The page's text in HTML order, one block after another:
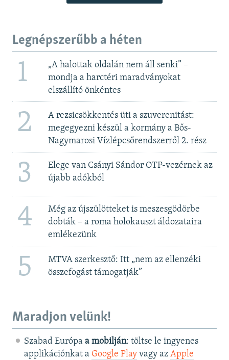
Legnépszerűbb a héten
1
„A halottak oldalán nem áll senki” –
mondja a harctéri maradványokat
elszállító önkéntes
2
A rezsicsökkentés üti a szuverenitást:
megegyezni készül a kormány a Bős-
Nagymarosi Vízlépcsőrendszerről 2. rész
3
Elege van Csányi Sándor OTP-vezérnek az
újabb adókból
4
Még az újszülötteket is meszesgödörbe
dobták – a roma holokauszt áldozataira
emlékezünk
5
MTVA szerkesztő: Itt „nem az ellenzéki
összefogást támogatják”
Maradjon velünk!
Szabad Európa a mobilján: töltse le ingyenes
applikációnkat a Google Playvagy az Apple